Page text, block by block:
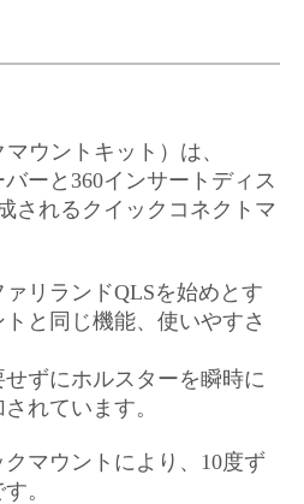
ウントキット）は、
ーと360インサートディス
されるクイックコネクトマ
リランドQLSを始めとす
と同じ機能、使いやすさ
ずにホルスターを瞬時に
れています。
マウントにより、10度ず
。